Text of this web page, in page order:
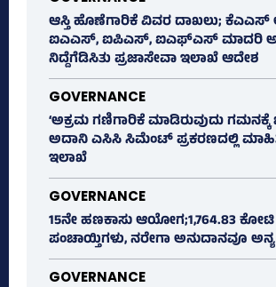
ಆಸ್ತಿ ಹೊಣೆಗಾರಿಕೆ ವಿವರ ದಾಖಲು; ಕೆಎಎಸ್
ಐಎಎಸ್‌, ಐಪಿಎಸ್‌, ಐಎಫ್‌ಎಸ್‌ ಮಾದರಿ
ನಿದ್ದೆಗೆಡಿಸಿತು ಪ್ರಜಾಸೇವಾ ಇಲಾಖೆ ಆದೇಶ
GOVERNANCE
‘ಅಕ್ರಮ ಗಣಿಗಾರಿಕೆ ಮಾಡಿರುವುದು ಗಮನಕ್ಕೆ
ಅದಾನಿ ಎಸಿಸಿ ಸಿಮೆಂಟ್ ಪ್ರಕರಣದಲ್ಲಿ
ಇಲಾಖೆ
GOVERNANCE
15ನೇ ಹಣಕಾಸು ಆಯೋಗ;1,764.83
ಪಂಚಾಯ್ತಿಗಳು, ನರೇಗಾ ಅನುದಾನವೂ
GOVERNANCE